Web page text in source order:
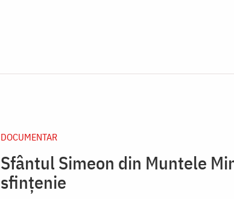
DOCUMENTAR
Sfântul Simeon din Muntele
sfințenie